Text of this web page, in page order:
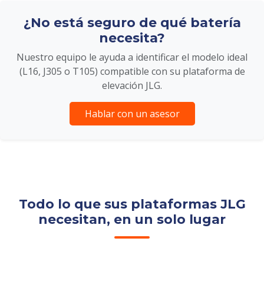
¿No está seguro de qué batería
necesita?
Nuestro equipo le ayuda a identificar el modelo ideal
(L16, J305 o T105) compatible con su plataforma de
elevación JLG.
Hablar con un asesor
Todo lo que sus plataformas JLG
necesitan, en un solo lugar